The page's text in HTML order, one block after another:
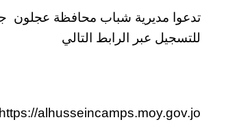
للتسجيل عبر الرابط التالي
https://alhusseincamps.moy.gov.jo